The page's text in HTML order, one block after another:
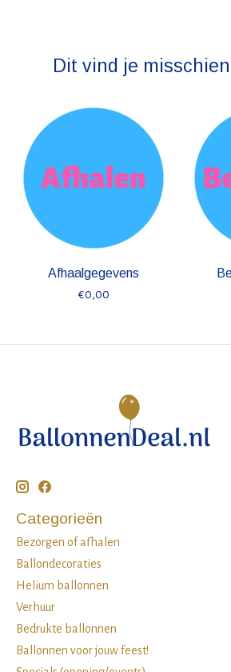
Dit vind je
Items van productcarrousel
Afhaalgegevens
€0,00
Categorieën
Bezorgen of afhalen
Ballondecoraties
Helium ballonnen
Verhuur
Bedrukte ballonnen
Ballonnen voor jouw feest!